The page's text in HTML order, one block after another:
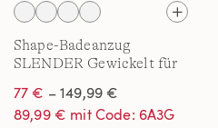
Shape-Badeanzug
SLENDER Gewickelt für
77 € – 149,99 €
89,99 € mit Code: 6A3G